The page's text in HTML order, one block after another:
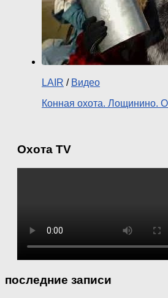
LAIR / Видео
Конная охота. Лощинино.
Охота TV
последние записи